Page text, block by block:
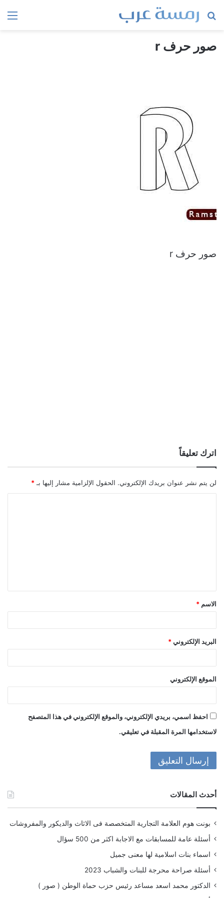
بحث
صور حرف r
صور حرف r
اترك تعليقاً
لن يتم نشر عنوان بريدك الإلكتروني. الحقول الإلزامية مشار إليها بـ *
ق
*
الاسم *
البريد الإلكتروني *
الموقع الإلكتروني
احفظ اسمي، بريدي الإلكتروني، والموقع الإلكتروني في هذا المتصفح
لاستخدامها المرة المقبلة في تعليقي.
أحدث المقالات
بونت هوم العلامة التجارية المتخصصة فى الاثاث والديكور والمفروشات
أسئلة عامة للمسابقات مع الاجابة اكثر من 500 سؤال
اسماء بنات اسلامية لها معنى جميل
أسئلة صراحة محرجة للبنات والشباب 2023
الدكتور محمد اسعد مساعد رئيس حزب حماة الوطن ( صور )